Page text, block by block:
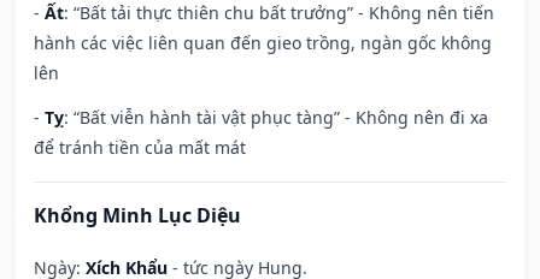
- Ất: “Bất tải thực thiên chu bất trưởng” - Không nên tiến
hành các việc liên quan đến gieo trồng, ngàn gốc không
lên
- Tỵ: “Bất viễn hành tài vật phục tàng” - Không nên đi xa
để tránh tiền của mất mát
Khổng Minh Lục Diệu
Ngày: Xích Khẩu - tức ngày Hung.